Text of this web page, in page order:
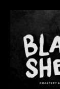
Ristretto
mennyiség